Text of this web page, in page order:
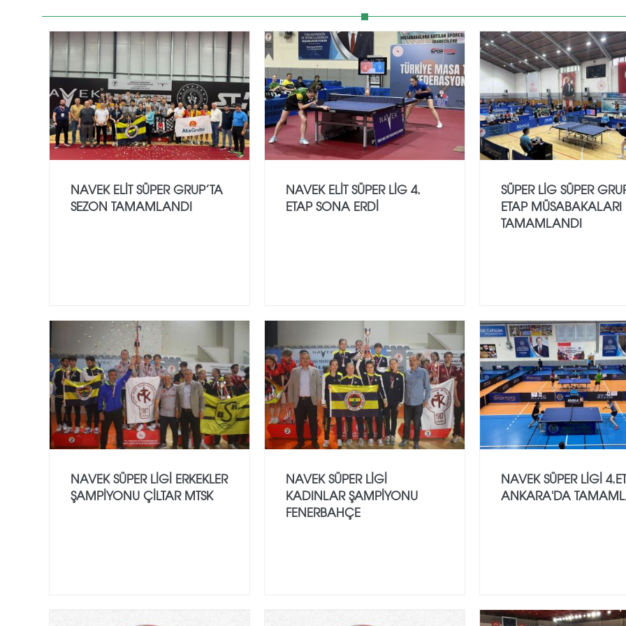
NAVEK ELIT SÜPER GRUP’TA
SEZON TAMAMLANDI
NAVEK ELIT SÜPER LIG 4.
ETAP SONA ERDI
SÜPER LIG SÜPER
ETAP MÜSABAKALARI
TAMAMLANDI
NAVEK SÜPER LİGİ ERKEKLER
ŞAMPİYONU ÇİLTAR MTSK
NAVEK SÜPER LİGİ
KADINLAR ŞAMPİYONU
FENERBAHÇE
NAVEK SÜPER LIGI
ANKARA'DA